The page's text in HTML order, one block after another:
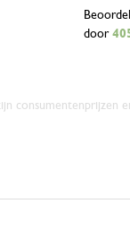
door
consumentenprijzen